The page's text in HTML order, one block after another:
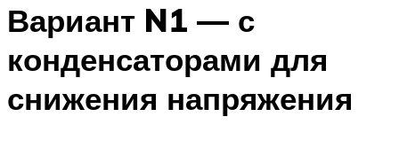
Вариант N1 — с
конденсаторами для
снижения напряжения